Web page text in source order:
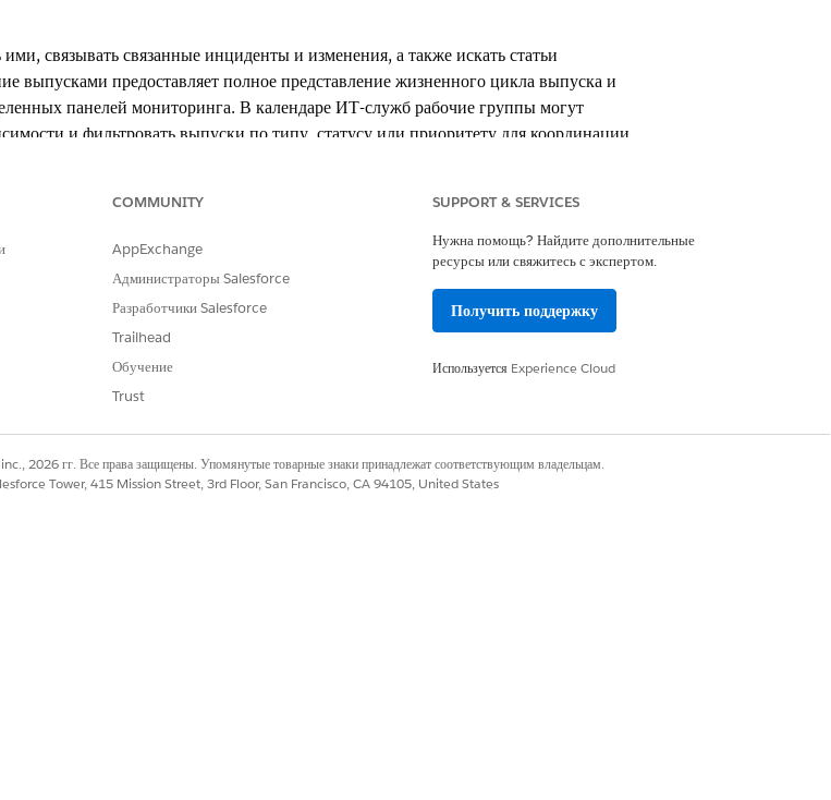
связывать связанные инциденты и изменения, а также искать статьи
предоставляет полное представление жизненного цикла выпуска и
панелей мониторинга. В календаре ИТ-служб рабочие группы могут
и фильтровать выпуски по типу, статусу или приоритету для координации
Edition с Agentforce IT Service.
выпусками для Agentic IT Service.
утвержденные изменения в ИТ, например, обновления программного обеспечения и
выпуск может содержать компоненты инфраструктуры, приложения, документацию и
для ИТ-служб
инциденты, проблемы и запросы на изменение с запланированными и экстренными
COMMUNITY
AppExchange
Администраторы Salesforce
Разработчики Salesforce
Trailhead
Обучение
Trust
SUPPORT & SERVICES
Нужна помощь? Найдите дополнительные
ресурсы или свяжитесь с экспертом.
Получить поддержку
Используется Experience Cloud
2026 гг. Все права защищены. Упомянутые товарные знаки принадлежат соответствующим владельцам.
Tower, 415 Mission Street, 3rd Floor, San Francisco, CA 94105, United States